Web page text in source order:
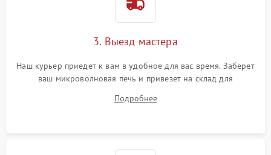
3. Выезд мастера
Наш курьер приедет к вам в удобное для вас время. Заберет
ваш микроволновая печь и привезет на склад для
Подробнее